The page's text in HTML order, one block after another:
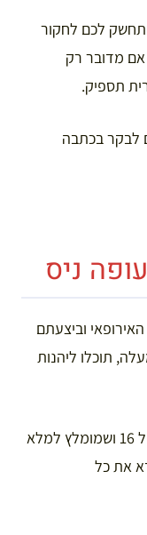
לכם לחקור
מדובר רק
תספיק.
לבקר בכתבה
ניס
וביצעתם
מע”מ ומעלה, תוכלו ליהנות
מה שידוע לי הוא שצריכים להיות מעל גיל 16 ושמומלץ למלא
את כל